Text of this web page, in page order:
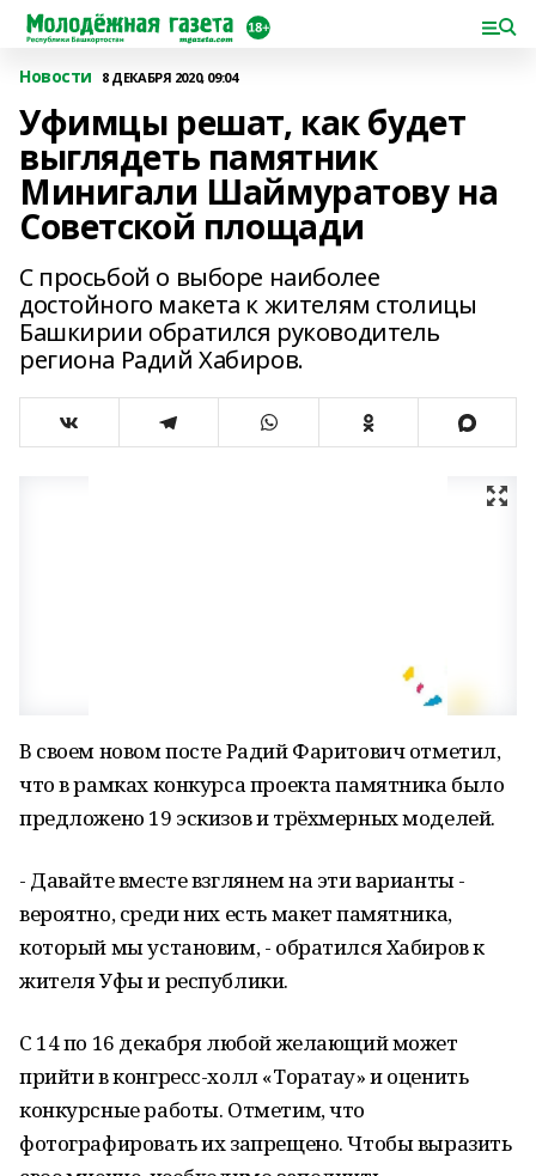
Новости 8 ДЕКАБРЯ 2020, 09:04
Уфимцы решат, как будет
выглядеть памятник
Минигали Шаймуратову на
Советской площади
С просьбой о выборе наиболее
достойного макета к жителям столицы
Башкирии обратился руководитель
региона Радий Хабиров.
В своем новом посте Радий Фаритович отметил,
что в рамках конкурса проекта памятника было
предложено 19 эскизов и трёхмерных моделей.
- Давайте вместе взглянем на эти варианты -
вероятно, среди них есть макет памятника,
который мы установим, - обратился Хабиров к
жителя Уфы и республики.
С 14 по 16 декабря любой желающий может
прийти в конгресс-холл «Торатау» и оценить
конкурсные работы. Отметим, что
фотографировать их запрещено. Чтобы выразить